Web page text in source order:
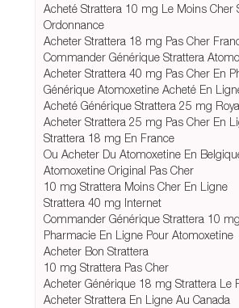
Acheté Strattera 10 mg Le Moins Cher
Ordonnance
Acheter Strattera 18 mg Pas Cher
Commander Générique Strattera
Acheter Strattera 40 mg Pas Cher En
Générique Atomoxetine Acheté En
Acheté Générique Strattera 25 mg
Acheter Strattera 25 mg Pas Cher En
Strattera 18 mg En France
Ou Acheter Du Atomoxetine En
Atomoxetine Original Pas Cher
10 mg Strattera Moins Cher En Ligne
Strattera 40 mg Internet
Commander Générique Strattera 10
Pharmacie En Ligne Pour Atomoxetine
Acheter Bon Strattera
10 mg Strattera Pas Cher
Acheter Générique 18 mg Strattera Le
Acheter Strattera En Ligne Au Canada